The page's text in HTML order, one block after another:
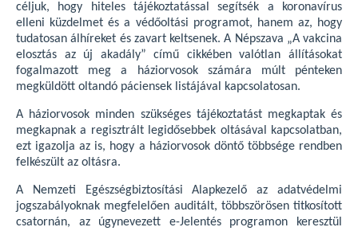
céljuk, hogy hiteles tájékoztatással segítsék a koronavírus
elleni küzdelmet és a védőoltási programot, hanem az, hogy
tudatosan álhíreket és zavart keltsenek. A Népszava „A vakcina
elosztás az új akadály” című cikkében valótlan állításokat
fogalmazott meg a háziorvosok számára múlt pénteken
megküldött oltandó páciensek listájával kapcsolatosan.
A háziorvosok minden szükséges tájékoztatást megkaptak és
megkapnak a regisztrált legidősebbek oltásával kapcsolatban,
ezt igazolja az is, hogy a háziorvosok döntő többsége rendben
felkészült az oltásra.
A Nemzeti Egészségbiztosítási Alapkezelő az adatvédelmi
jogszabályoknak megfelelően auditált, többszörösen titkosított
csatornán, az úgynevezett e-Jelentés programon keresztül